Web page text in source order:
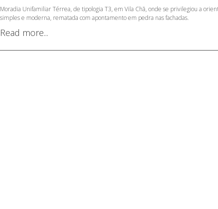
Moradia Unifamiliar Térrea, de tipologia T3, em Vila Chã, onde se privilegiou a
simples e moderna, rematada com apontamento em pedra nas fachadas.
Read more...